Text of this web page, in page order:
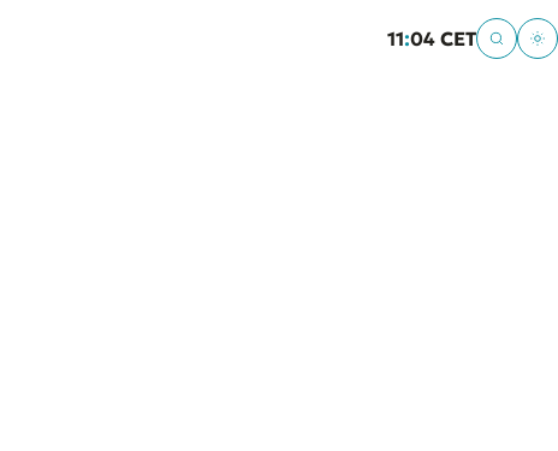
11:04 CET